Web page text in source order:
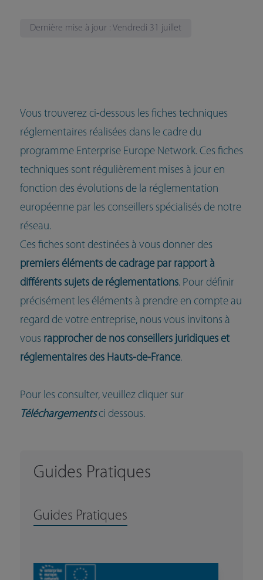
Dernière mise à jour : Vendredi 31 juillet
Vous trouverez ci-dessous les fiches techniques
réglementaires réalisées dans le cadre du
programme Enterprise Europe Network. Ces fiches
techniques sont régulièrement mises à jour en
fonction des évolutions de la réglementation
européenne par les conseillers spécialisés de notre
réseau.
Ces fiches sont destinées à vous donner des
premiers éléments de cadrage par rapport à
différents sujets de réglementations. Pour définir
précisément les éléments à prendre en compte au
regard de votre entreprise, nous vous invitons à
vous rapprocher de nos conseillers juridiques et
réglementaires des Hauts-de-France.
Pour les consulter, veuillez cliquer sur
Téléchargementsci dessous.
Guides Pratiques
Guides Pratiques